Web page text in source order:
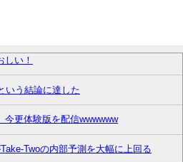
しい！
いう結論に達した
今更体験版を配信wwwwww
Twoの内部予測を大幅に上回る